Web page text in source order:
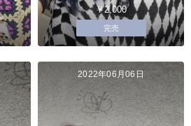
￥2,000
完売
2022年06月06日